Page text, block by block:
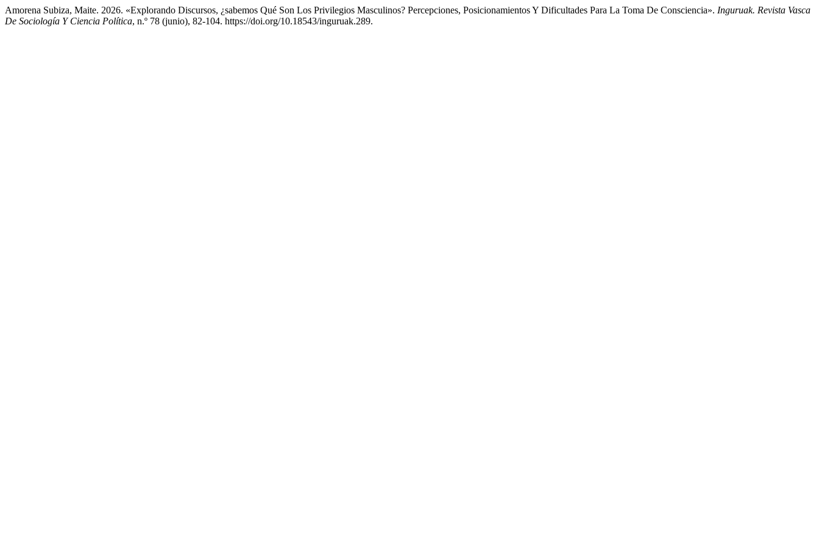
Amorena Subiza, Maite. 2026. «Explorando Discursos, ¿sabemos Qué Son Los Privilegios Masculinos? Percepciones, Posicionamientos Y Dificultades Para La Toma De Consciencia». Inguruak. Revista Vasca
De Sociología Y Ciencia Política, n.º 78 (junio), 82-104. https://doi.org/10.18543/inguruak.289.